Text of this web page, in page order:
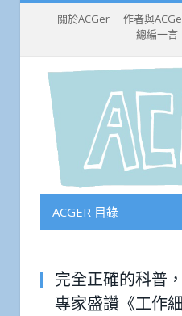
關於ACGer 作者與
總編一言
ACGER 目錄
完全正確的科普
專家盛讚《工作